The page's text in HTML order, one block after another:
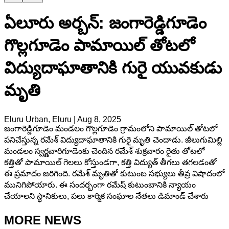
ఏలూరు అర్బన్: జంగారెడ్డిగూడెం
గొల్లగూడెం పామాయిల్ తోటలో
విద్యుదాఘాతానికి గురై యువకుడు
మృతి
Eluru Urban, Eluru
Aug 8, 2025
జంగారెడ్డిగూడెం మండలం గొల్లగూడెం గ్రామంలోని పామాయిల్ తోటలో
పనిచేస్తున్న రమేశ్ విద్యుదాఘాతానికి గురై మృతి చెందాడు. జీలుగుమిల్లి
మండలం స్వర్ణవారిగూడెంకు చెందిన రమేశ్ శుక్రవారం రైతు తోటలో
కత్తితో పామాయిల్ గెలలు కోస్తుండగా, కత్తి విద్యుత్ తీగలు తగలడంతో
ఈ ప్రమాదం జరిగింది. రమేశ్ మృతితో కుటుంబ సభ్యులు తీవ్ర విషాదంలో
మునిగిపోయారు. ఈ సందర్భంగా రమేష్ కుటుంబానికి న్యాయం
చేయాలని స్థానికులు, పలు కార్మిక సంఘాల నేతలు డిమాండ్ చేశారు
MORE NEWS